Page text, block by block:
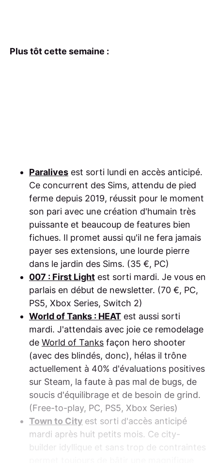
Plus tôt cette semaine :
Paralives est sorti lundi en accès anticipé.
Ce concurrent des Sims, attendu de pied
ferme depuis 2019, réussit pour le moment
son pari avec une création d'humain très
puissante et beaucoup de features bien
fichues. Il promet aussi qu'il ne fera jamais
payer ses extensions, une lourde pierre
dans le jardin des Sims. (35 €, PC)
007 : First Light est sorti mardi. Je vous en
parlais en début de newsletter. (70 €, PC,
PS5, Xbox Series, Switch 2)
World of Tanks : HEAT est aussi sorti
mardi. J'attendais avec joie ce remodelage
de World of Tanks façon hero shooter
(avec des blindés, donc), hélas il trône
actuellement à 40% d'évaluations positives
sur Steam, la faute à pas mal de bugs, de
soucis d'équilibrage et de besoin de grind.
(Free-to-play, PC, PS5, Xbox Series)
Town to City est sorti d'accès anticipé
mardi après huit petits mois. Ce city-
builder idyllique et sans trop de contraintes